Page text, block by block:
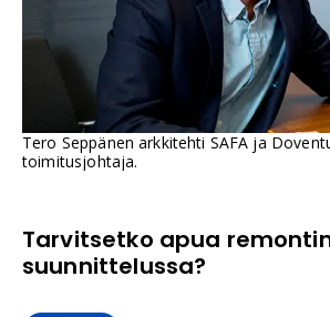
Tero Seppänen arkkitehti SAFA ja
toimitusjohtaja.
Tarvitsetko apua
suunnittelussa?